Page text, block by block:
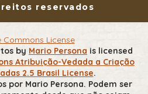
reservados
by Mario Persona is licensed
Atribuição-Vedada a Criação
2.5 Brasil License.
por Mario Persona. Podem ser